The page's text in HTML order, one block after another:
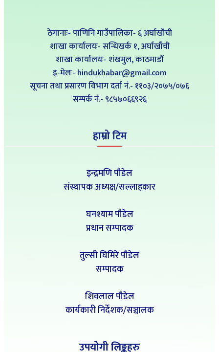
ठेगानाः- पाणिनि गाउँपालिका- ६ अर्घाखाँची
शाखा कार्यालयः- सन्धिखर्क १, अर्घाखाँची
शाखा कार्यालयः- शंखमुल, काठमाडौँ
इ-मेलः- hindukhabar@gmail.com
सूचना तथा प्रसारण विभाग दर्ता नं.- ११०३/२०७५/०७६
सम्पर्क नं‍.- ९८५७०६६९२६
हाम्रो टिम
इन्द्रमणि पौडेल
संस्थापक अध्यक्ष/सल्लाहकार
घनश्याम पौडेल
प्रधान सम्पादक
तुल्सी घिमिरे पौडेल
सम्पादक
शिवलाल पौडेल
कार्यकारी निर्देशक/सञ्चालक
उपयोगी लिङ्कहरु